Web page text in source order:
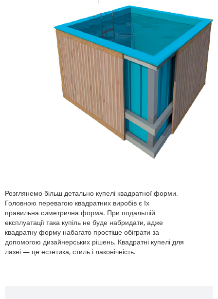
Розглянемо більш детально купелі квадратної форми.
Головною перевагою квадратних виробів є їх
правильна симетрична форма. При подальшій
експлуатації така купіль не буде набридати, адже
квадратну форму набагато простіше обіграти за
допомогою дизайнерських рішень. Квадратні купелі для
лазні — це естетика, стиль і лаконічність.